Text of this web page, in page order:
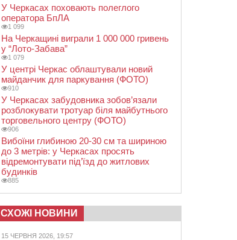
У Черкасах поховають полеглого
оператора БпЛА
1 099
На Черкащині виграли 1 000 000 гривень
у “Лото-Забава”
1 079
У центрі Черкас облаштували новий
майданчик для паркування (ФОТО)
910
У Черкасах забудовника зобов’язали
розблокувати тротуар біля майбутнього
торговельного центру (ФОТО)
906
Вибоїни глибиною 20-30 см та шириною
до 3 метрів: у Черкасах просять
відремонтувати під’їзд до житлових
будинків
885
СХОЖІ НОВИНИ
15 ЧЕРВНЯ 2026, 19:57